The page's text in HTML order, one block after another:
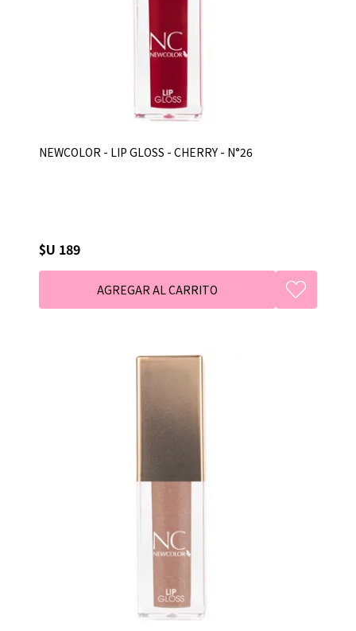
NEWCOLOR - LIP GLOSS - CHERRY - N°26
$U 189